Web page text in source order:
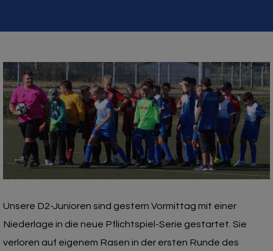
Unsere D2-Junioren sind gestern Vormittag mit einer
Niederlage in die neue Pflichtspiel-Serie gestartet. Sie
verloren auf eigenem Rasen in der ersten Runde des